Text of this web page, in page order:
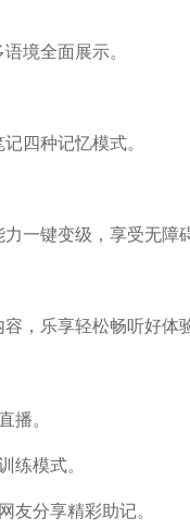
境全面展示。
四种记忆模式。
一键变级，享受无障
，乐享轻松畅听好体
播。
练模式。
友分享精彩助记。